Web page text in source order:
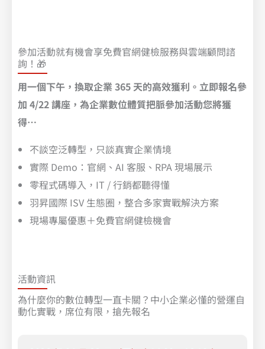
參加活動就有機會享免費官網健檢服務與雲端顧問諮
詢！🎁​
用一個下午，換取企業 365 天的高效獲利。立即報名參
加 4/22 講座，為企業數位體質把脈參加活動您將獲
得…
不談空泛轉型，只談真實企業情境
實際 Demo：官網、AI 客服、RPA 現場展示
零程式碼導入，IT / 行銷都聽得懂
羽昇國際 ISV 生態圈，整合多家實戰解決方案
現場專屬優惠＋免費官網健檢機會
活動資訊
為什麼你的數位轉型一直卡關？中小企業必懂的營運自
動化實戰，席位有限，搶先報名